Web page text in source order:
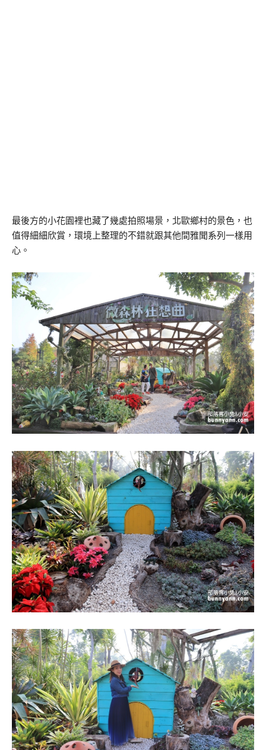
最後方的小花園裡也藏了幾處拍照場景，北歐鄉村的景色，也
值得細細欣賞，環境上整理的不錯就跟其他間雅聞系列一樣用
心。